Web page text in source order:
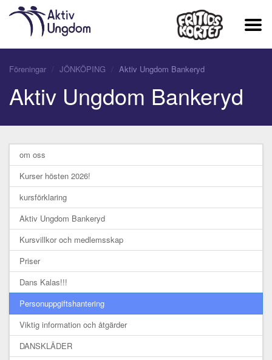
Föreningar JÖNKÖPING Aktiv Ungdom Bankeryd
Aktiv Ungdom Bankeryd
om oss
Kurser hösten 2026!
kursförklaring
Aktiv Ungdom Bankeryd
Kursvillkor och medlemsskap
Priser
Dans Kalas!!!
Personuppgiftshantering
Viktig information och åtgärder
DANSKLÄDER